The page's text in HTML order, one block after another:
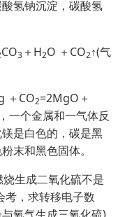
氢钠沉淀，碳酸氢
CO3 ＋H2O ＋CO2↑(气
＋CO2=2MgO＋
一个金属和一气体反
是白色的，碳是黑
末和黑色固体。
生成二氧化硫不是
考，求转移电子数